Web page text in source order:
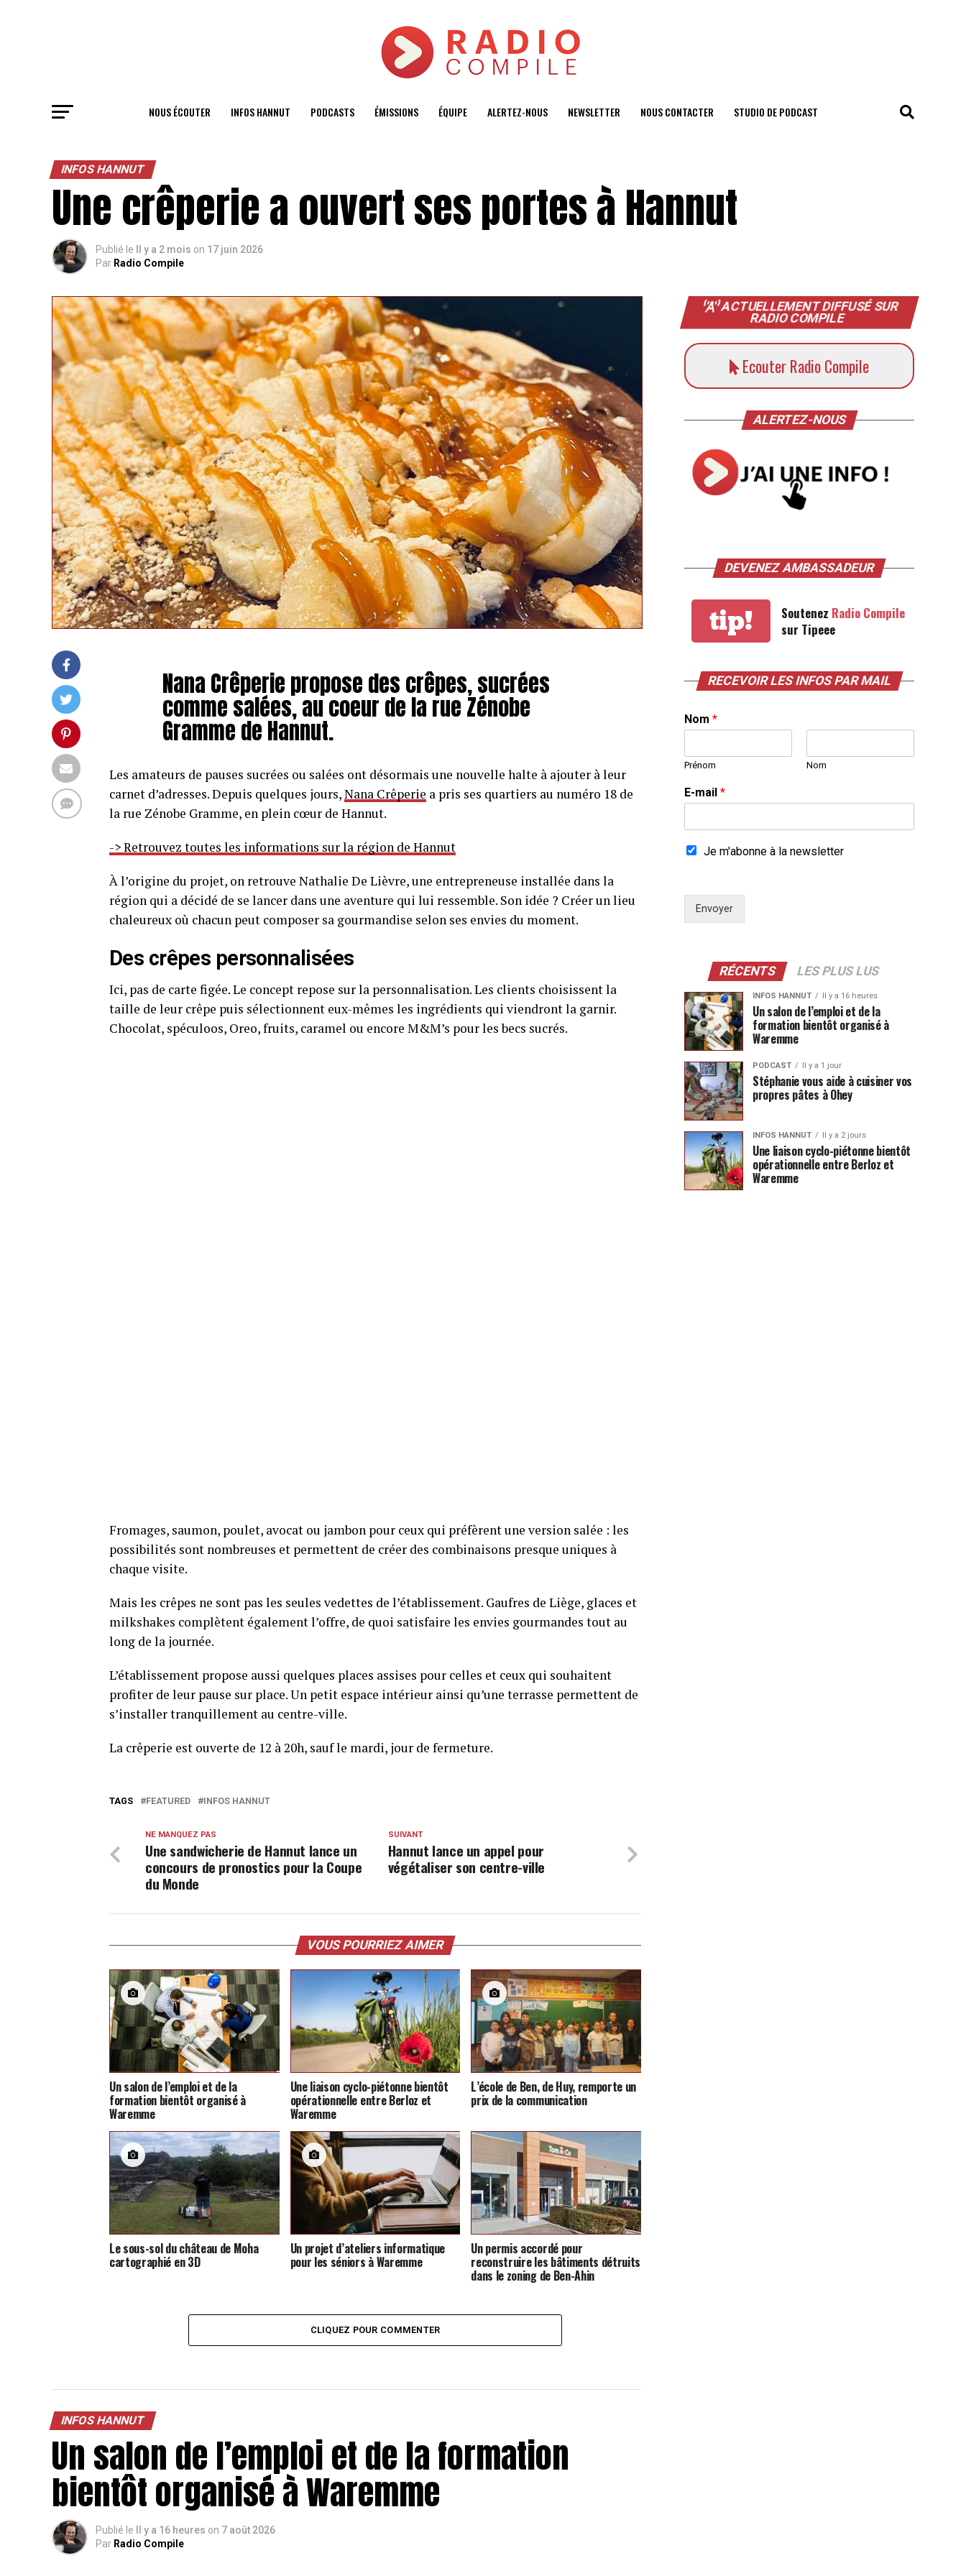
NOUS ÉCOUTER INFOS HANNUT PODCASTS ÉMISSIONS ÉQUIPE ALERTEZ-NOUS NEWSLETTER NOUS CONTACTER STUDIO DE PODCAST
INFOS HANNUT
Une crêperie a ouvert ses portes à Hannut
Publié le Il y a 2 mois on 17 juin 2026
Par Radio Compile
Nana Crêperie propose des crêpes, sucrées
comme salées, au coeur de la rue Zénobe
Gramme de Hannut.
Les amateurs de pauses sucrées ou salées ont désormais une nouvelle halte à ajouter à leur
carnet d’adresses. Depuis quelques jours,Nana Crêperie a pris ses quartiers au numéro 18 de
la rue Zénobe Gramme, en plein cœur de Hannut.
-> Retrouvez toutes les informations sur la région de Hannut
À l’origine du projet, on retrouve Nathalie De Lièvre, une entrepreneuse installée dans la
région qui a décidé de se lancer dans une aventure qui lui ressemble. Son idée ? Créer un lieu
chaleureux où chacun peut composer sa gourmandise selon ses envies du moment.
Des crêpes personnalisées
Ici, pas de carte figée. Le concept repose sur la personnalisation. Les clients choisissent la
taille de leur crêpe puis sélectionnent eux-mêmes les ingrédients qui viendront la garnir.
Chocolat, spéculoos, Oreo, fruits, caramel ou encore M&M’s pour les becs sucrés.
Fromages, saumon, poulet, avocat ou jambon pour ceux qui préfèrent une version salée : les
possibilités sont nombreuses et permettent de créer des combinaisons presque uniques à
chaque visite.
Mais les crêpes ne sont pas les seules vedettes de l’établissement. Gaufres de Liège, glaces et
milkshakes complètent également l’offre, de quoi satisfaire les envies gourmandes tout au
long de la journée.
L’établissement propose aussi quelques places assises pour celles et ceux qui souhaitent
profiter de leur pause sur place. Un petit espace intérieur ainsi qu’une terrasse permettent de
s’installer tranquillement au centre-ville.
La crêperie est ouverte de 12 à 20h, sauf le mardi, jour de fermeture.
TAGS FEATURED INFOS HANNUT
SUIVANT
Hannut lance un appel pour
végétaliser son centre-ville
NE MANQUEZ PAS
Une sandwicherie de Hannut lance un
concours de pronostics pour la Coupe
du Monde
VOUS POURRIEZ AIMER
Un salon de l’emploi et de la
formation bientôt organisé à
Waremme
Une liaison cyclo-piétonne bientôt
opérationnelle entre Berloz et
Waremme
L’école de Ben, de Huy, remporte un
prix de la communication
Le sous-sol du château de Moha
cartographié en 3D
Un projet d’ateliers informatique
pour les séniors à Waremme
Un permis accordé pour
reconstruire les bâtiments détruits
dans le zoning de Ben-Ahin
CLIQUEZ POUR COMMENTER
INFOS HANNUT
Un salon de l’emploi et de la formation
bientôt organisé à Waremme
Publié le Il y a 16 heures on 7 août 2026
Par Radio Compile
ACTUELLEMENT DIFFUSÉ SUR
RADIO COMPILE
Ecouter Radio Compile
ALERTEZ-NOUS
DEVENEZ AMBASSADEUR
tip! Soutenez Radio Compile
sur Tipeee
RECEVOIR LES INFOS PAR MAIL
Nom *
Prénom Nom
E-mail *
Je m'abonne à la newsletter
Envoyer
RÉCENTS LES PLUS LUS
INFOS HANNUT Il y a 16 heures
Un salon de l’emploi et de la
formation bientôt organisé à
Waremme
PODCAST Il y a 1 jour
Stéphanie vous aide à cuisiner vos
propres pâtes à Ohey
INFOS HANNUT Il y a 2 jours
Une liaison cyclo-piétonne bientôt
opérationnelle entre Berloz et
Waremme